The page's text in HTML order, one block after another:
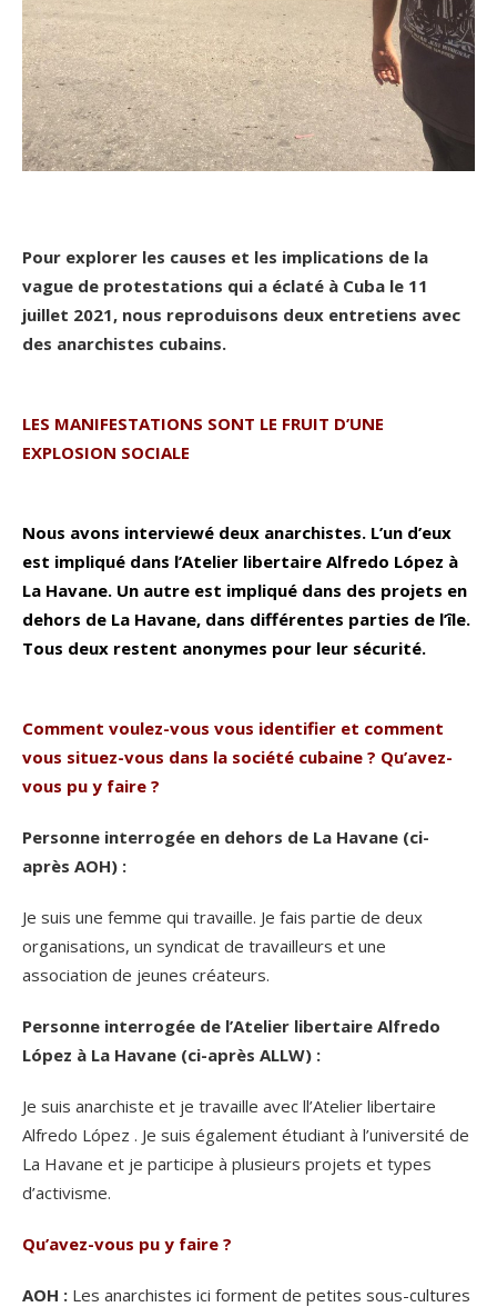
Pour explorer les causes et les implications de la
vague de protestations qui a éclaté à Cuba le 11
juillet 2021, nous reproduisons deux entretiens avec
des anarchistes cubains.
LES MANIFESTATIONS SONT LE FRUIT D’UNE
EXPLOSION SOCIALE
Nous avons interviewé deux anarchistes. L’un d’eux
est impliqué dans l’Atelier libertaire Alfredo López à
La Havane. Un autre est impliqué dans des projets en
dehors de La Havane, dans différentes parties de l’île.
Tous deux restent anonymes pour leur sécurité.
Comment voulez-vous vous identifier et comment
vous situez-vous dans la société cubaine ? Qu’avez-
vous pu y faire ?
Personne interrogée en dehors de La Havane (ci-
après AOH) :
Je suis une femme qui travaille. Je fais partie de deux
organisations, un syndicat de travailleurs et une
association de jeunes créateurs.
Personne interrogée de l’Atelier libertaire Alfredo
López à La Havane (ci-après ALLW) :
Je suis anarchiste et je travaille avec ll’Atelier libertaire
Alfredo López . Je suis également étudiant à l’université de
La Havane et je participe à plusieurs projets et types
d’activisme.
Qu’avez-vous pu y faire ?
AOH : Les anarchistes ici forment de petites sous-cultures